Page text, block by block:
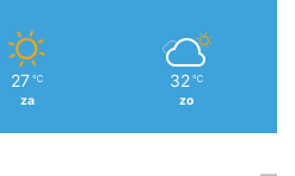
27 ℃
za
32 ℃
zo